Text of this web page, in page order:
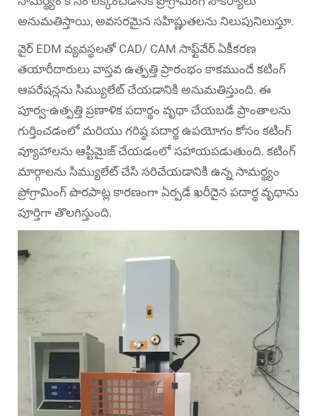
అనుమతిస్తాయి, అవసరమైన సహిష్ణుతలను నిలుపునిలుస్తూ.
వైర్ EDM వ్యవస్థలతో CAD/ CAM సాఫ్ట్‌వేర్ ఏకీకరణ
తయారీదారులు వాస్తవ ఉత్పత్తి ప్రారంభం కాకముందే కటింగ్
ఆపరేషన్లను సిమ్యులేట్ చేయడానికి అనుమతిస్తుంది. ఈ
పూర్వ-ఉత్పత్తి ప్రణాళిక పదార్థం వృథా చేయబడే ప్రాంతాలను
గుర్తించడంలో మరియు గరిష్ఠ పదార్థ ఉపయోగం కోసం కటింగ్
వ్యూహాలను ఆప్టిమైజ్ చేయడంలో సహాయపడుతుంది. కటింగ్
మార్గాలను సిమ్యులేట్ చేసి సరిచేయడానికి ఉన్న సామర్థ్యం
ప్రోగ్రామింగ్ పొరపాట్ల కారణంగా ఏర్పడే ఖరీదైన పదార్థ వృథాను
పూర్తిగా తొలగిస్తుంది.